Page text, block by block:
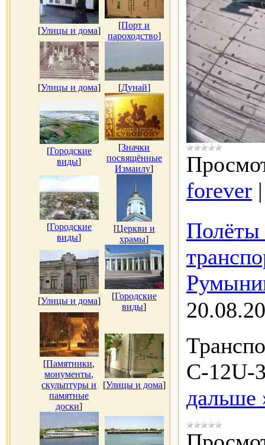
[Улицы и дома]
[Порт и
пароходство]
[Улицы и дома] [Дунай]
[Городские
виды]
[Значки
посвящённые
Измаилу]
[Городские
виды]
[Церкви и
храмы]
[Улицы и дома] [Городские
виды]
[Памятники,
монументы,
скульптуры и
памятные
доски]
[Улицы и дома]
forever
Полёты
C-12U-
дальше